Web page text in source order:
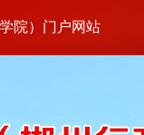
院）门户网站